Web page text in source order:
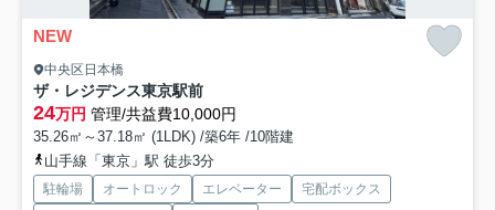
NEW
中央区日本橋
ザ・レジデンス東京駅前
24万円 管理/共益費10,000円
35.26㎡～37.18㎡ (1LDK) /築6年 /10階建
山手線「東京」駅 徒歩3分
駐輪場 オートロック エレベーター
宅配ボックス